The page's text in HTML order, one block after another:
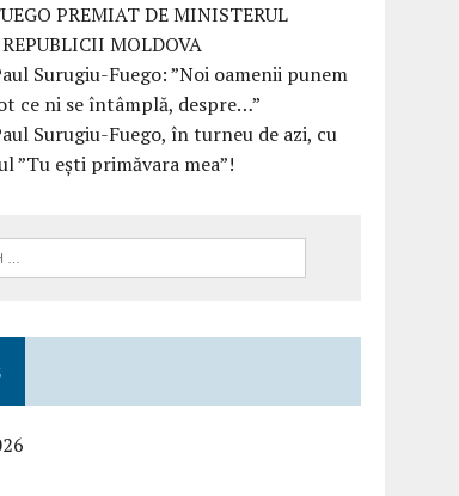
PREMIAT DE MINISTERUL
MOLDOVA
Surugiu-Fuego: ”Noi oamenii punem
ce ni se întâmplă, despre…”
Surugiu-Fuego, în turneu de azi, cu
”Tu ești primăvara mea”!